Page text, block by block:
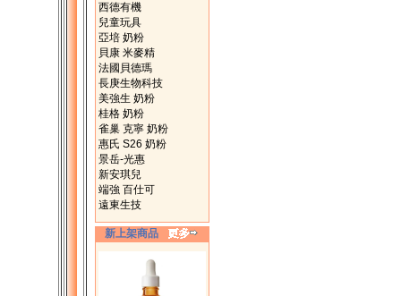
西德有機
兒童玩具
亞培 奶粉
貝康 米麥精
法國貝德瑪
長庚生物科技
美強生 奶粉
桂格 奶粉
雀巢 克寧 奶粉
惠氏 S26 奶粉
景岳-光惠
新安琪兒
端強 百仕可
遠東生技
新上架商品